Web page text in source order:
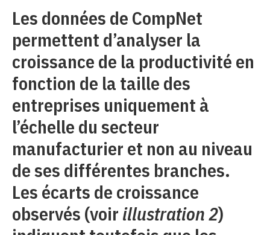
Les données de CompNet
permettent d’analyser la
croissance de la productivité en
fonction de la taille des
entreprises uniquement à
l’échelle du secteur
manufacturier et non au niveau
de ses différentes branches.
Les écarts de croissance
observés (voir illustration 2)